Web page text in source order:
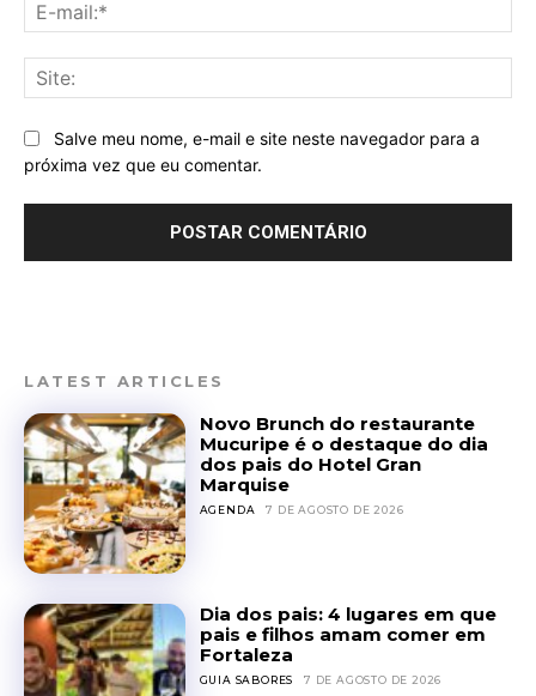
Salve meu nome, e-mail e site neste navegador para a
próxima vez que eu comentar.
LATEST ARTICLES
Novo Brunch do restaurante
Mucuripe é o destaque do dia
dos pais do Hotel Gran
Marquise
AGENDA 7 DE AGOSTO DE 2026
Dia dos pais: 4 lugares em que
pais e filhos amam comer em
Fortaleza
GUIA SABORES 7 DE AGOSTO DE 2026